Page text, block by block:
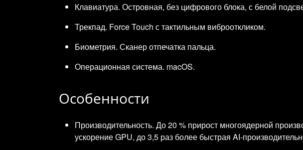
Клавиатура. Островная, без цифрового блока, с белой
Трекпад. Force Touch с тактильным виброоткликом.
Биометрия. Сканер отпечатка пальца.
Операционная система. macOS.
Особенности
Производительность. До 20 % прирост многоядерной
ускорение GPU, до 3,5 раз более быстрая